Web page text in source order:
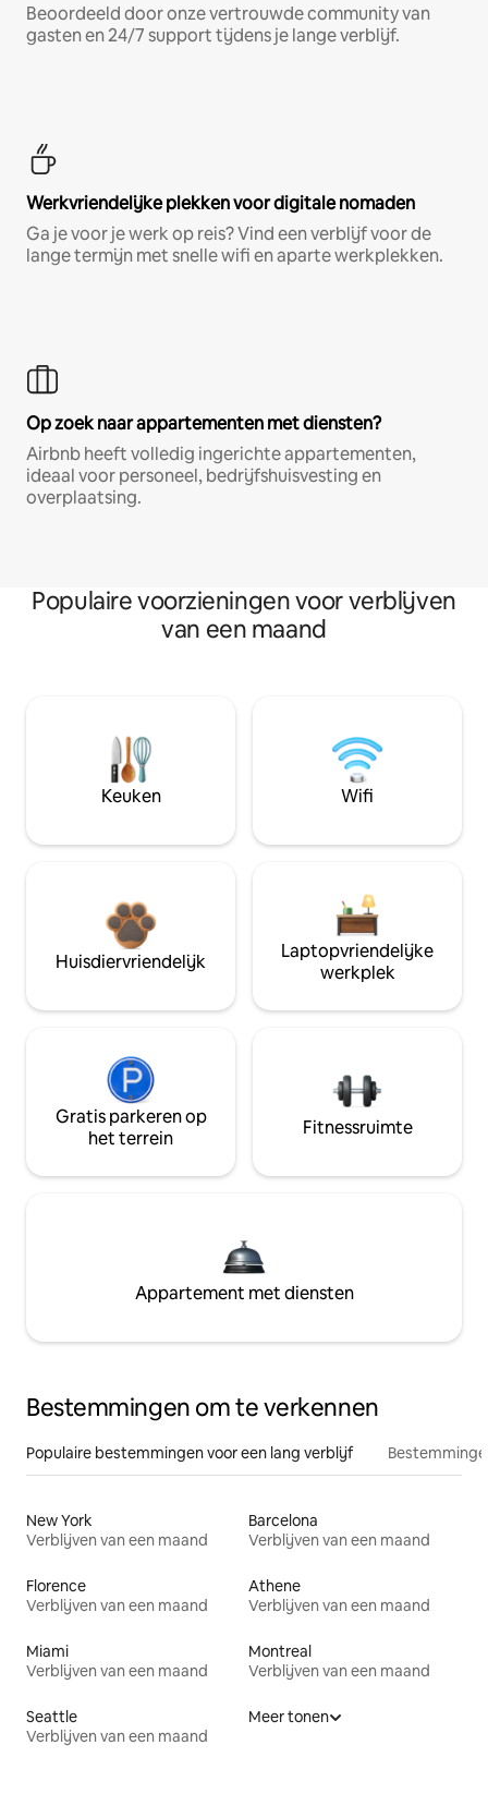
Beoordeeld door onze vertrouwde community van
gasten en 24/7 support tijdens je lange verblijf.
Werkvriendelijke plekken voor digitale nomaden
Ga je voor je werk op reis? Vind een verblijf voor de
lange termijn met snelle wifi en aparte werkplekken.
Op zoek naar appartementen met diensten?
Airbnb heeft volledig ingerichte appartementen,
ideaal voor personeel, bedrijfshuisvesting en
overplaatsing.
Populaire voorzieningen voor verblijven
van een maand
Keuken Wifi
Huisdiervriendelijk
Laptopvriendelijke
werkplek
Gratis parkeren op
het terrein
Fitnessruimte
Appartement met diensten
Bestemmingen om te verkennen
Populaire bestemmingen voor een lang verblijf
New York
Verblijven van een maand
Barcelona
Verblijven van een maand
Florence
Verblijven van een maand
Athene
Verblijven van een maand
Miami
Verblijven van een maand
Montreal
Verblijven van een maand
Seattle
Verblijven van een maand
Meer tonen